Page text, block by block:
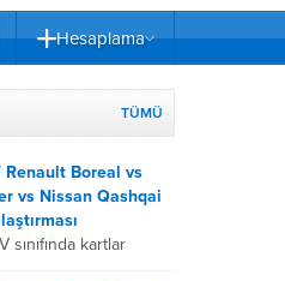
Hesaplama
TÜMÜ
Renault Boreal vs
vs Nissan Qashqai
sınıfında kartlar
dağıtıldı. 2027